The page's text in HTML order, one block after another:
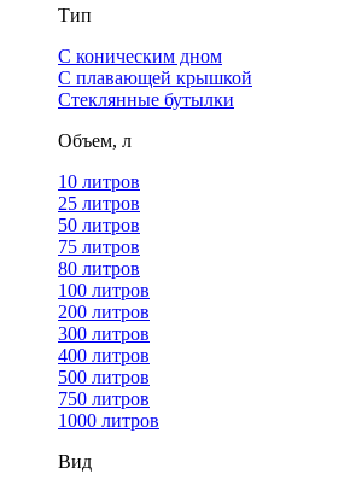
Тип
С коническим дном
С плавающей крышкой
Стеклянные бутылки
Объем, л
10 литров
25 литров
50 литров
75 литров
80 литров
100 литров
200 литров
300 литров
400 литров
500 литров
750 литров
1000 литров
Вид